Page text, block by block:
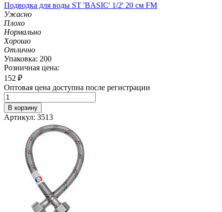
Подводка для воды ST 'BASIC' 1/2' 20 см FM
Ужасно
Плохо
Нормально
Хорошо
Отлично
Упаковка: 200
Розничная цена:
152 ₽
Оптовая цена доступна после регистрации
В корзину
Артикул: 3513